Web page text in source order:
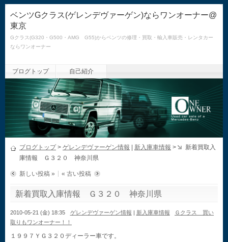
ベンツGクラス(ゲレンデヴァーゲン)ならワンオーナー@
東京
Gクラス(G320・G500・AMG G55)からベンツの修理・買取・輸入車販売・レンタカー
ならワンオーナー
ブログトップ 自己紹介
ブログトップ> ゲレンデヴァーゲン情報 新入庫車情報 >
新着買取入
庫情報 Ｇ３２０ 神奈川県
新しい投稿 » « 古い投稿
新着買取入庫情報 Ｇ３２０ 神奈川県
2010-05-21 (金) 18:35 ゲレンデヴァーゲン情報 | 新入庫車情報
Ｇクラス 買い
取りもワンオーナー！！
１９９７ＹＧ３２０ディーラー車です。